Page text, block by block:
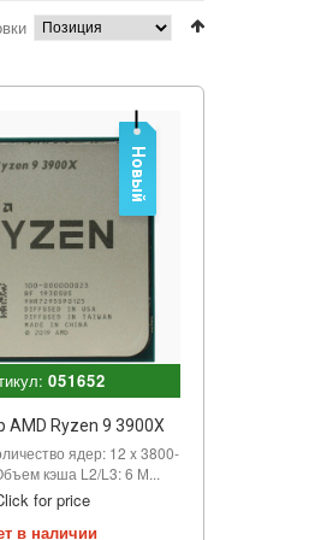
051652
AMD Ryzen 9 3900X
ядер: 12 x 3800-
кэша L2/L3: 6 М...
for price
в наличии
Новый